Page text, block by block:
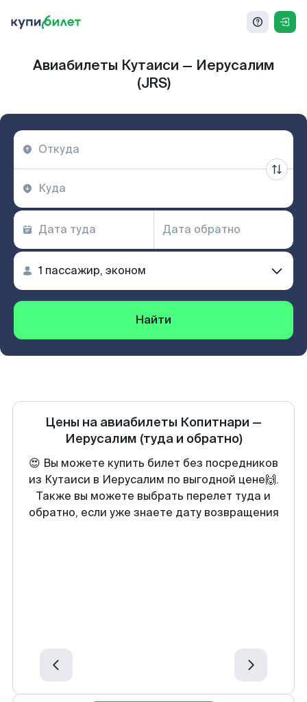
Авиабилеты Кутаиси — Иерусалим
(JRS)
Найти
Цены на авиабилеты Копитнари —
Иерусалим (туда и обратно)
😍 Вы можете купить билет без посредников
из Кутаиси в Иерусалим по выгодной цене🙌.
Также вы можете выбрать перелет туда и
обратно, если уже знаете дату возвращения